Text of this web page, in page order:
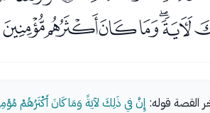
القصة قوله: إِنَّ في ذَلِكَ لآيَةً وَمَا كَانَ أَكْثَرُهُمْ